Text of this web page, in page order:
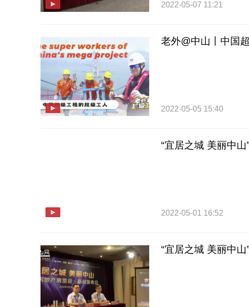
2022-05-07 11:21
老外@中山丨中国
2022-05-05 15:40
“宜居之城 美丽中
2022-05-01 16:52
“宜居之城 美丽中